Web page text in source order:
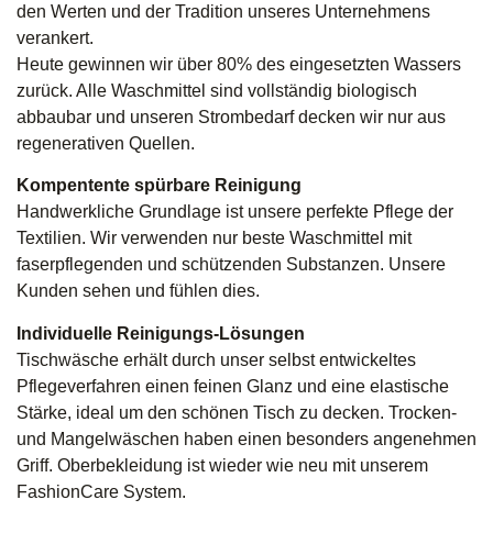
den Werten und der Tradition unseres Unternehmens
verankert.
Heute gewinnen wir über 80% des eingesetzten Wassers
zurück. Alle Waschmittel sind vollständig biologisch
abbaubar und unseren Strombedarf decken wir nur aus
regenerativen Quellen.
Kompentente spürbare Reinigung
Handwerkliche Grundlage ist unsere perfekte Pflege der
Textilien. Wir verwenden nur beste Waschmittel mit
faserpflegenden und schützenden Substanzen. Unsere
Kunden sehen und fühlen dies.
Individuelle Reinigungs-Lösungen
Tischwäsche erhält durch unser selbst entwickeltes
Pflegeverfahren einen feinen Glanz und eine elastische
Stärke, ideal um den schönen Tisch zu decken. Trocken-
und Mangelwäschen haben einen besonders angenehmen
Griff. Oberbekleidung ist wieder wie neu mit unserem
FashionCare System.